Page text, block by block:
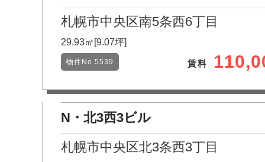
札幌市中央区南5条西6丁目
29.93㎡[9.07坪]
物件No.5539 賃料
N・北3西3ビル
札幌市中央区北3条西3丁目